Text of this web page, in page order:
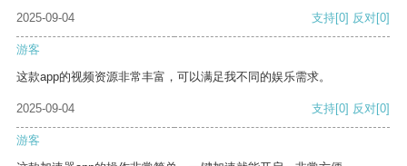
2025-09-04
支持[0] 反对[0]
游客
这款app的视频资源非常丰富，可以满足我不同的娱乐需求。
2025-09-04 支持[0] 反对[0]
游客